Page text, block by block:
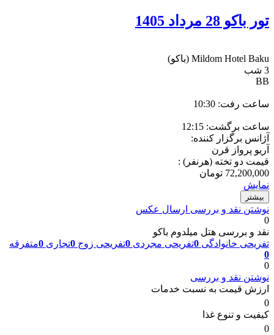
تور باکو 28 مرداد 1405
Mildom Hotel Baku (باکو)
3 شب
BB
ساعت رفت: 10:30
ساعت برگشت: 12:15
آژانس برگزار کننده:
آریو پرواز قرن
قیمت دو تخته (هرنفر) :
72,200,000 تومان
نمایش
بیشتر
نوشتن نقد و بررسی ارسال عکس
0
نقد و بررسی هتل میلدوم باکو
تفریحی خانوادگی 0تفریحی مجردی 0تفریحی زوج 0تجاری 0متفرقه
0
0
نوشتن نقد و بررسی
ارزش قیمت به نسبت خدمات
0
کیفیت و تنوع غذا
0